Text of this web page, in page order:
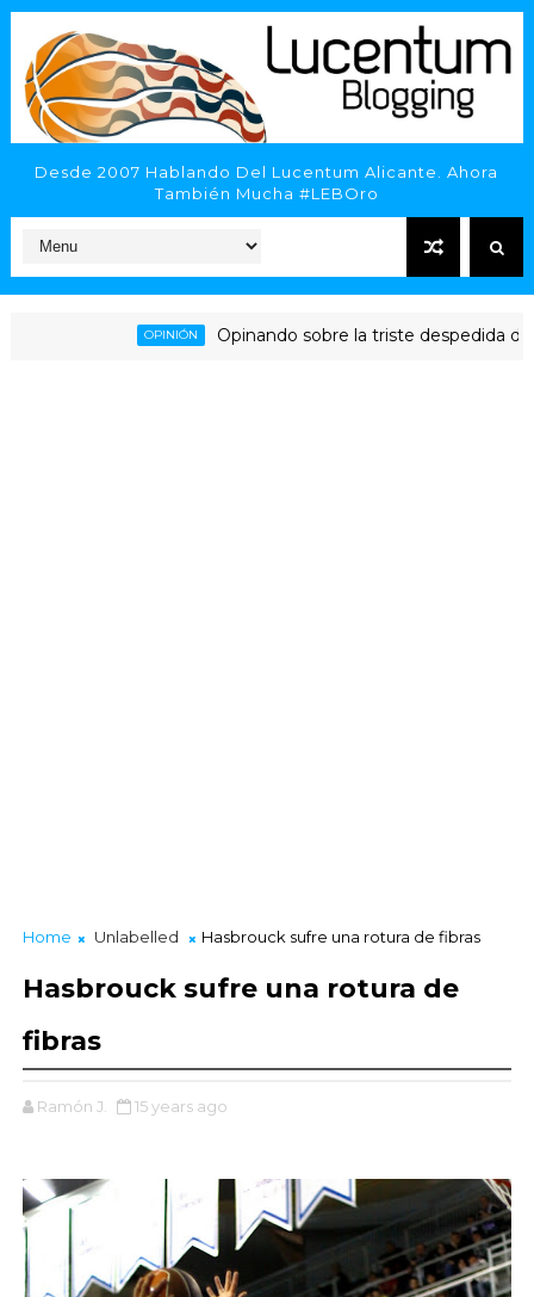
Desde 2007 Hablando Del Lucentum Alicante. Ahora
También Mucha #LEBOro
Opinando sobre la triste despedida del HLA
Home Unlabelled Hasbrouck sufre una rotura de fibras
Hasbrouck sufre una rotura de
fibras
Ramón J. 15 years ago